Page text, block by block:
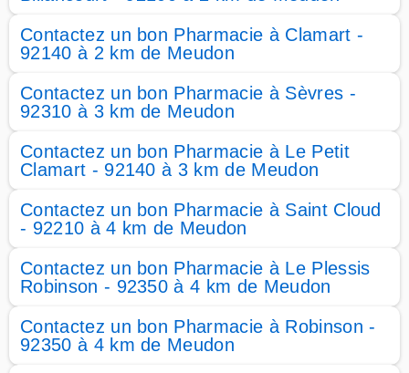
Contactez un bon Pharmacie à Clamart -
92140 à 2 km de Meudon
Contactez un bon Pharmacie à Sèvres -
92310 à 3 km de Meudon
Contactez un bon Pharmacie à Le Petit
Clamart - 92140 à 3 km de Meudon
Contactez un bon Pharmacie à Saint Cloud
- 92210 à 4 km de Meudon
Contactez un bon Pharmacie à Le Plessis
Robinson - 92350 à 4 km de Meudon
Contactez un bon Pharmacie à Robinson -
92350 à 4 km de Meudon